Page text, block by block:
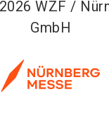
WZF /
GmbH